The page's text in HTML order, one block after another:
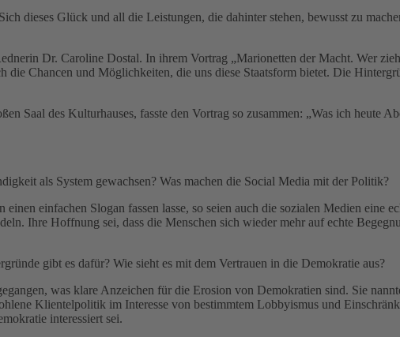
dieses Glück und all die Leistungen, die dahinter stehen, bewusst zu
Dr. Caroline Dostal. In ihrem Vortrag „Marionetten der Macht. Wer
die Chancen und Möglichkeiten, die uns diese Staatsform bietet. Die
Saal des Kulturhauses, fasste den Vortrag so zusammen: „Was ich heute
als System gewachsen? Was machen die Social Media mit der Politik?
einen einfachen Slogan fassen lasse, so seien auch die sozialen Medien eine
Ihre Hoffnung sei, dass die Menschen sich wieder mehr auf echte
gibt es dafür? Wie sieht es mit dem Vertrauen in die Demokratie aus?
was klare Anzeichen für die Erosion von Demokratien sind. Sie
Klientelpolitik im Interesse von bestimmtem Lobbyismus und
interessiert sei.